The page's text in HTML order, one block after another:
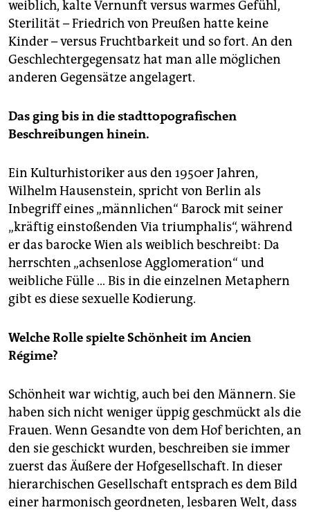
weiblich, kalte Vernunft versus warmes Gefühl,
Sterilität – Friedrich von Preußen hatte keine
Kinder – versus Fruchtbarkeit und so fort. An den
Geschlechtergegensatz hat man alle möglichen
anderen Gegensätze angelagert.
Das ging bis in die stadt­topografischen
Beschreibungen hinein.
Ein Kulturhistoriker aus den 1950er Jahren,
Wilhelm Hausenstein, spricht von Berlin als
Inbegriff eines „männlichen“ Barock mit seiner
„kräftig einstoßenden Via triumphalis“, während
er das barocke Wien als weiblich beschreibt: Da
herrschten „achsenlose Agglomeration“ und
weibliche Fülle … Bis in die einzelnen Metaphern
gibt es diese sexuelle Kodierung.
Welche Rolle spielte Schönheit im Ancien
Régime?
Schönheit war wichtig, auch bei den Männern. Sie
haben sich nicht weniger üppig geschmückt als die
Frauen. Wenn Gesandte von dem Hof berichten, an
den sie geschickt wurden, beschreiben sie immer
zuerst das Äußere der Hofgesellschaft. In dieser
hierarchischen Gesellschaft entsprach es dem Bild
einer harmonisch geordneten, lesbaren Welt, dass